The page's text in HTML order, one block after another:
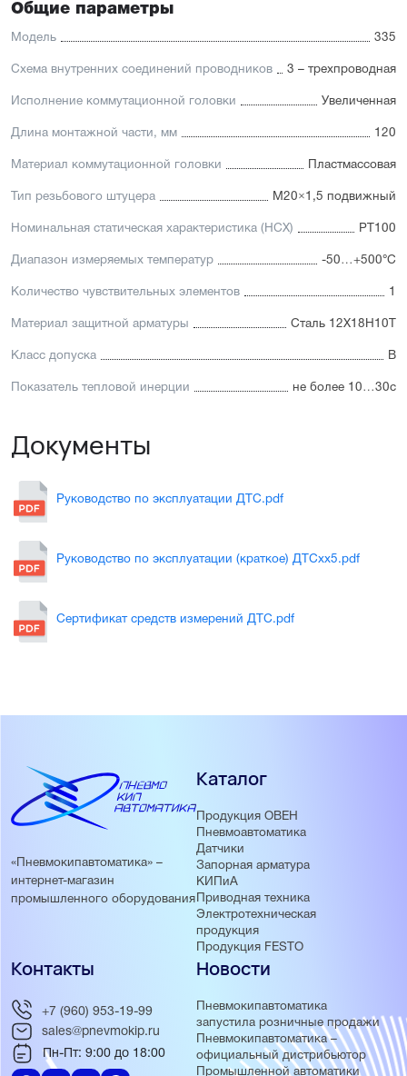
Общие параметры
Модель 335
Схема внутренних соединений проводников 3 – трехпроводная
Исполнение коммутационной головки Увеличенная
Длина монтажной части, мм 120
Материал коммутационной головки Пластмассовая
Тип резьбового штуцера M20×1,5 подвижный
Номинальная статическая характеристика (НСХ) PT100
Диапазон измеряемых температур -50…+500°C
Количество чувствительных элементов 1
Материал защитной арматуры Сталь 12Х18Н10Т
Класс допуска В
Показатель тепловой инерции не более 10…30с
Документы
Руководство по эксплуатации ДТС.pdf
Руководство по эксплуатации (краткое) ДТСхх5.pdf
Сертификат средств измерений ДТС.pdf
«Пневмокипавтоматика» –
интернет-магазин
промышленного оборудования
Каталог
Продукция ОВЕН
Пневмоавтоматика
Датчики
Запорная арматура
КИПиА
Приводная техника
Электротехническая
продукция
Продукция FESTO
Новости
Пневмокипавтоматика
запустила розничные продажи
Пневмокипавтоматика –
официальный дистрибьютор
Промышленной автоматики
Контакты
+7 (960) 953-19-99
sales@pnevmokip.ru
Пн-Пт: 9:00 до 18:00